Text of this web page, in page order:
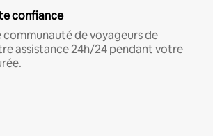
confiance
communauté de voyageurs de
assistance 24h/24 pendant votre